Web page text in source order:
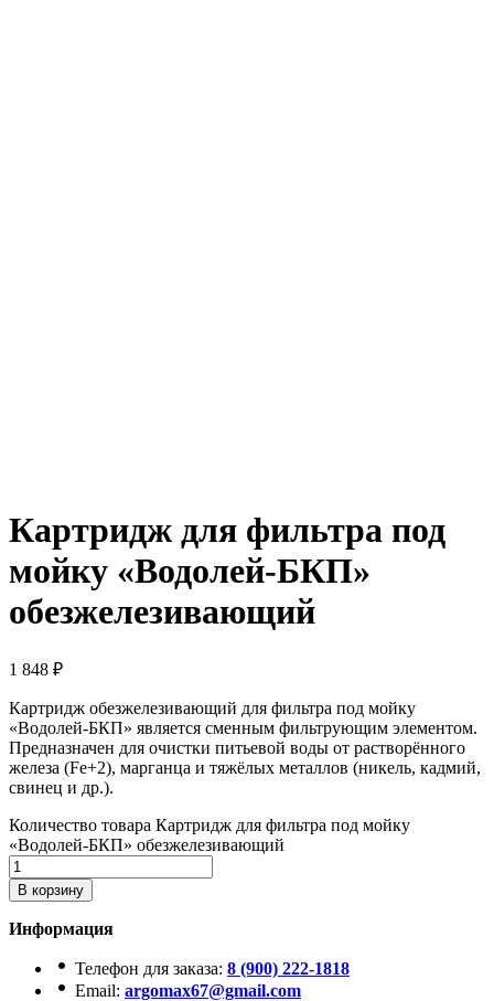
Картридж для фильтра под
мойку «Водолей-БКП»
обезжелезивающий
1 848 ₽
Картридж обезжелезивающий для фильтра под мойку
«Водолей-БКП» является сменным фильтрующим элементом.
Предназначен для очистки питьевой воды от растворённого
железа (Fe+2), марганца и тяжёлых металлов (никель, кадмий,
свинец и др.).
Количество товара Картридж для фильтра под мойку
«Водолей-БКП» обезжелезивающий
В корзину
Информация
Телефон для заказа: 8 (900) 222-1818
Email: argomax67@gmail.com